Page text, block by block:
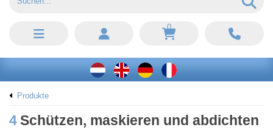
0
Produkte
4Schützen, maskieren und abdichten